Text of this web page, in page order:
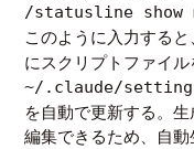
/statusline show
このように入力する
にスクリプトファイル
~/.claude/
を自動で更新する。
編集できるため、自